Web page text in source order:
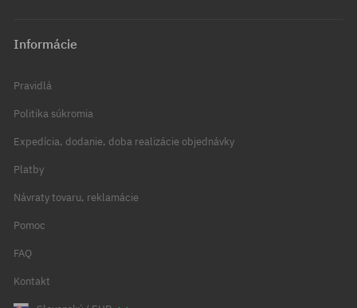
Informácie
Pravidlá
Politika súkromia
Expedícia, dodanie, doba realizácie objednávky
Platby
Návraty tovaru, reklamácie
Pomoc
FAQ
Kontakt